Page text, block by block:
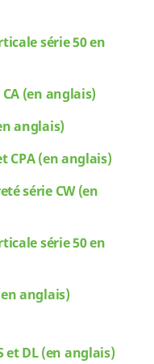
série 50 en
(en anglais)
anglais)
CPA (en anglais)
série CW (en
série 50 en
anglais)
et DL (en anglais)